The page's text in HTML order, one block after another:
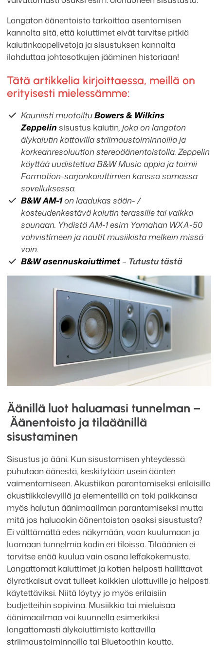
Langaton äänentoisto tarkoittaa asentamisen
kannalta sitä, että kaiuttimet eivät tarvitse pitkiä
kaiutinkaapelivetoja ja sisustuksen kannalta
ilahduttaa johtosotkujen jääminen historiaan!
Tätä artikkelia kirjoittaessa, meillä on
erityisesti mielessämme:
Kauniisti muotoiltuBowers & Wilkins
Zeppelin sisustus kaiutin, joka on langaton
älykaiutinkattavilla striimaustoiminnoilla ja
korkeanresoluution stereoäänentoistolla. Zeppelin
käyttää uudistettua B&W Music appia ja toimii
Formation-sarjankaiuttimien kanssa samassa
sovelluksessa.
B&W AM-1on laadukas sään- /
kosteudenkestävä kaiutin terassille tai vaikka
saunaan. Yhdistä AM-1 esim Yamahan WXA-50
vahvistimeen ja nautit musiikista melkein missä
vain.
B&W asennuskaiuttimet– Tutustu tästä
Äänillä luot haluamasi tunnelman –
Äänentoisto ja tilaäänillä
sisustaminen
Sisustus ja ääni. Kun sisustamisen yhteydessä
puhutaan äänestä, keskitytään usein äänten
vaimentamiseen. Akustiikan parantamiseksi erilaisilla
akustiikkalevyillä ja elementeillä on toki paikkansa
myös halutun äänimaailman parantamiseksi mutta
mitä jos haluaakin äänentoiston osaksi sisustusta?
Ei välttämättä edes näkymään, vaan kuulumaan ja
luomaan tunnelmia kodin eri tiloissa. Tilaäänien ei
tarvitse enää kuulua vain osana leffakokemusta.
Langattomat kaiuttimet ja kotien helposti hallittavat
älyratkaisut ovat tulleet kaikkien ulottuville ja helposti
käytettäviksi. Niitä löytyy jo myös erilaisiin
budjetteihin sopivina. Musiikkia tai mieluisaa
äänimaailmaa voi kuunnella esimerkiksi
langattomasti älykaiuttimista kattavilla
striimaustoiminnoilla tai Bluetoothin kautta.